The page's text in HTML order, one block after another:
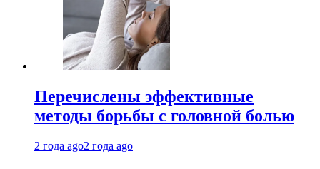
Перечислены эффективные
методы борьбы с головной болью
2 года ago2 года ago